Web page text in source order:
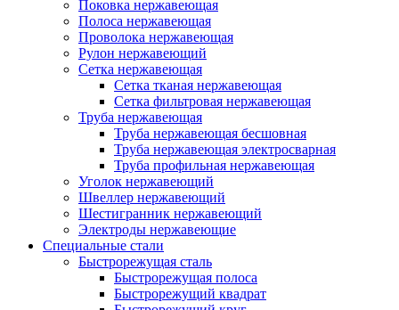
Поковка нержавеющая
Полоса нержавеющая
Проволока нержавеющая
Рулон нержавеющий
Сетка нержавеющая
Сетка тканая нержавеющая
Сетка фильтровая нержавеющая
Труба нержавеющая
Труба нержавеющая бесшовная
Труба нержавеющая электросварная
Труба профильная нержавеющая
Уголок нержавеющий
Швеллер нержавеющий
Шестигранник нержавеющий
Электроды нержавеющие
Специальные стали
Быстрорежущая сталь
Быстрорежущая полоса
Быстрорежущий квадрат